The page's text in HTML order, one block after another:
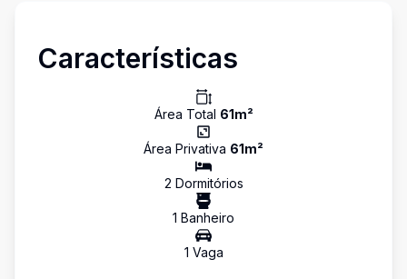
Características
Área Total 61m²
Área Privativa 61m²
2 Dormitórios
1 Banheiro
1 Vaga